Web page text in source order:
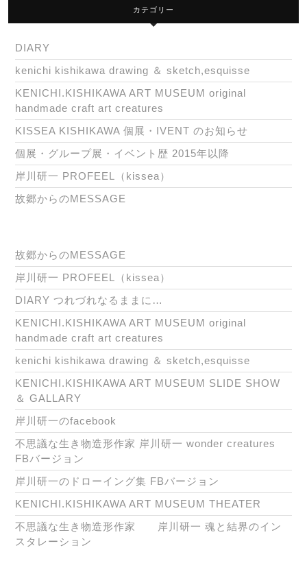
カテゴリー
DIARY
kenichi kishikawa drawing ＆ sketch,esquisse
KENICHI.KISHIKAWA ART MUSEUM original
handmade craft art creatures
KISSEA KISHIKAWA 個展・IVENT のお知らせ
個展・グループ展・イベント歴 2015年以降
岸川研一 PROFEEL（kissea）
故郷からのMESSAGE
故郷からのMESSAGE
岸川研一 PROFEEL（kissea）
DIARY つれづれなるままに…
KENICHI.KISHIKAWA ART MUSEUM original
handmade craft art creatures
kenichi kishikawa drawing ＆ sketch,esquisse
KENICHI.KISHIKAWA ART MUSEUM SLIDE SHOW
＆ GALLARY
岸川研一のfacebook
不思議な生き物造形作家 岸川研一 wonder creatures
FBバージョン
岸川研一のドローイング集 FBバージョン
KENICHI.KISHIKAWA ART MUSEUM THEATER
不思議な生き物造形作家 岸川研一 魂と結界のイン
スタレーション